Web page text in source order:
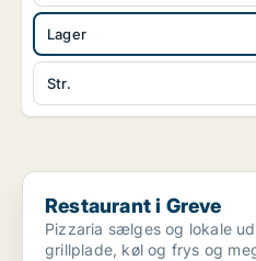
Lager
Str.
Restaurant i Greve
Restaurant i Greve
Pizzaria sælges og lokale
grillplade, køl og frys og